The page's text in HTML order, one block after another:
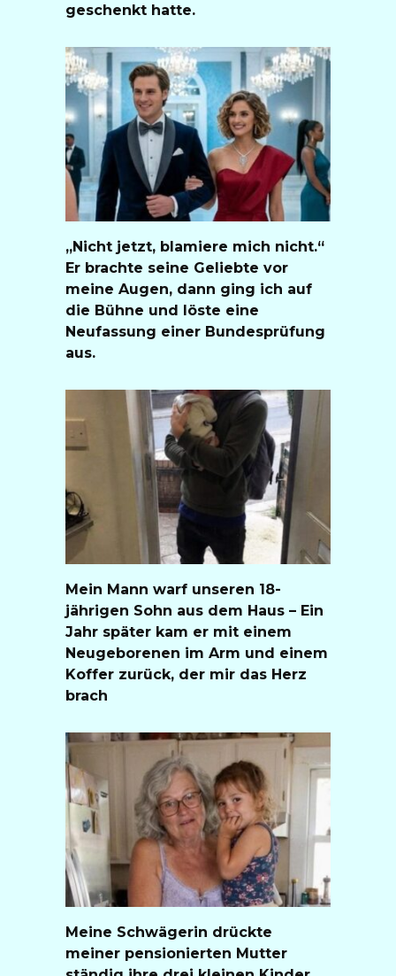
geschenkt hatte.
„Nicht jetzt, blamiere mich nicht.“
Er brachte seine Geliebte vor
meine Augen, dann ging ich auf
die Bühne und löste eine
Neufassung einer Bundesprüfung
aus.
Mein Mann warf unseren 18-
jährigen Sohn aus dem Haus – Ein
Jahr später kam er mit einem
Neugeborenen im Arm und einem
Koffer zurück, der mir das Herz
brach
Meine Schwägerin drückte
meiner pensionierten Mutter